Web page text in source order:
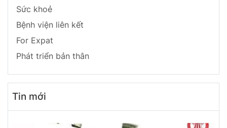
Sức khoẻ
Bệnh viện liên kết
For Expat
Phát triển bản thân
Tin mới